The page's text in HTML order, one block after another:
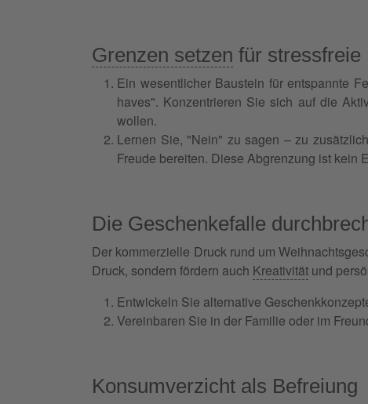
Grenzen setzen für stressfreie
Ein wesentlicher Baustein für entspannte
haves". Konzentrieren Sie sich auf die
wollen.
Lernen Sie, "Nein" zu sagen – zu
Freude bereiten. Diese Abgrenzung ist kein
Die Geschenkefalle
Der kommerzielle Druck rund um
Druck, sondern fördern auch Kreativität und
Entwickeln Sie alternative
Vereinbaren Sie in der Familie oder im
Konsumverzicht als Befreiung